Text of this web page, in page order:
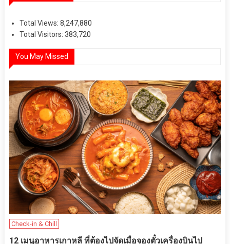
Total Views: 8,247,880
Total Visitors: 383,720
You May Missed
Check-in & Chill
12 เมนูอาหารเกาหลี ที่ต้องไปจัดเมื่อจองตั๋วเครื่องบินไป